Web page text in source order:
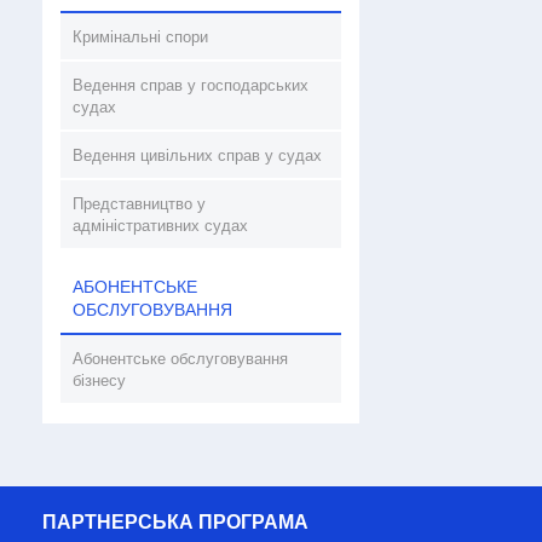
Кримінальні спори
Ведення справ у господарських
судах
Ведення цивільних справ у судах
Представництво у
адміністративних судах
АБОНЕНТСЬКЕ
ОБСЛУГОВУВАННЯ
Абонентське обслуговування
бізнесу
ПАРТНЕРСЬКА ПРОГРАМА